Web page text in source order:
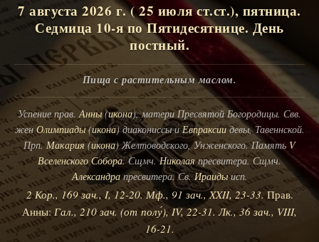
7 августа 2026 г. ( 25 июля ст.ст.), пятница.
Седмица 10-я по Пятидесятнице. День
постный.
Пища с растительным маслом.
Успение прав.Анны(икона), матери Пресвятой Богородицы. Свв.
жен Олимпиады(икона) диакониссы иЕвпраксиидевы, Тавеннской.
Прп.Макария(икона) Желтоводского, Унженского. Память V
Вселенского Собора. Сщмч.Николаяпресвитера. Сщмч.
Александрапресвитера. Св.Ираидыисп.
2 Кор., 169 зач., I, 12-20. Мф., 91 зач., XXII, 23-33.Прав.
Анны: Гал., 210 зач. (от полу́), IV, 22-31. Лк., 36 зач., VIII,
16-21.